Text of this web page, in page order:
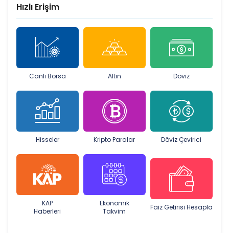
Hızlı Erişim
Canlı Borsa Altın Döviz
Hisseler Kripto Paralar Döviz Çevirici
KAP
Haberleri
Ekonomik
Takvim
Faiz Getirisi Hesapla